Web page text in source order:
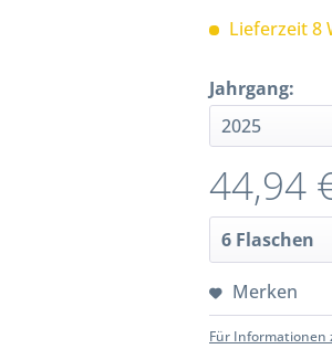
Lieferzeit 8
Jahrgang:
44,94
Merken
Für Informationen